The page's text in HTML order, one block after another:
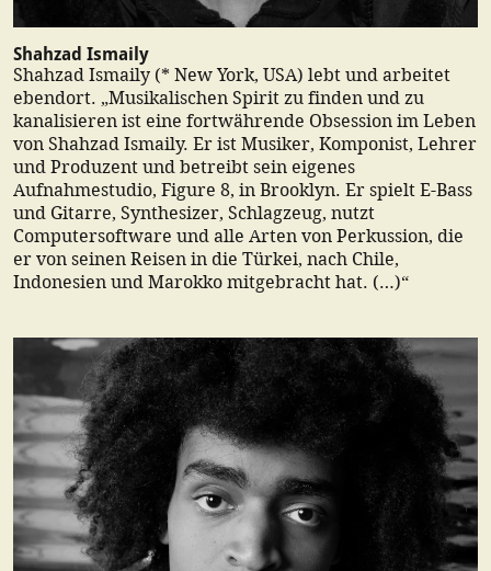
Shahzad Ismaily
Shahzad Ismaily (* New York, USA) lebt und arbeitet
ebendort. „Musikalischen Spirit zu finden und zu
kanalisieren ist eine fortwährende Obsession im Leben
von Shahzad Ismaily. Er ist Musiker, Komponist, Lehrer
und Produzent und betreibt sein eigenes
Aufnahmestudio, Figure 8, in Brooklyn. Er spielt E-Bass
und Gitarre, Synthesizer, Schlagzeug, nutzt
Computersoftware und alle Arten von Perkussion, die
er von seinen Reisen in die Türkei, nach Chile,
Indonesien und Marokko mitgebracht hat. (…)“